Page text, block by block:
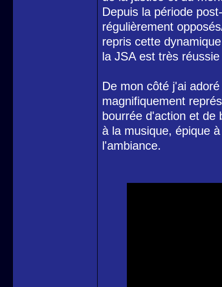
Depuis la période
régulièrement
repris cette
la JSA est très
De mon côté j'ai
magnifiquement
bourrée d'action et de
à la musique, épique
l'ambiance.